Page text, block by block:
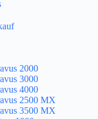
2000
3000
4000
2500 MX
3500 MX